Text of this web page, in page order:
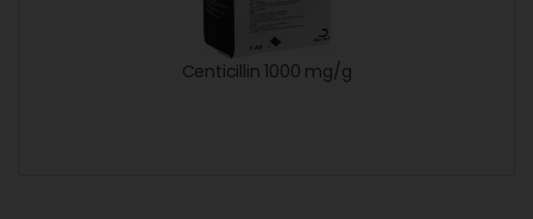
Centicillin 1000 mg/g